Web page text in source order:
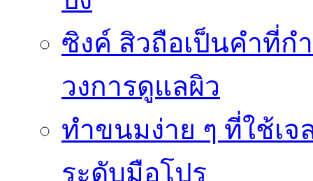
ซิงค์ สิวถือเป็นคำที่ก
วงการดูแลผิว
ทำขนมง่าย ๆ ที่ใช้เ
ระดับมือโปร